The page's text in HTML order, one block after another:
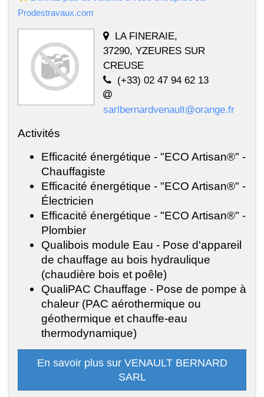
Prodestravaux.com
LA FINERAIE,
37290, YZEURES SUR
CREUSE
(+33) 02 47 94 62 13
sarlbernardvenault@orange.fr
Activités
Efficacité énergétique - "ECO Artisan®" -
Chauffagiste
Efficacité énergétique - "ECO Artisan®" -
Électricien
Efficacité énergétique - "ECO Artisan®" -
Plombier
Qualibois module Eau - Pose d'appareil
de chauffage au bois hydraulique
(chaudière bois et poêle)
QualiPAC Chauffage - Pose de pompe à
chaleur (PAC aérothermique ou
géothermique et chauffe-eau
thermodynamique)
En savoir plus sur VENAULT BERNARD
SARL